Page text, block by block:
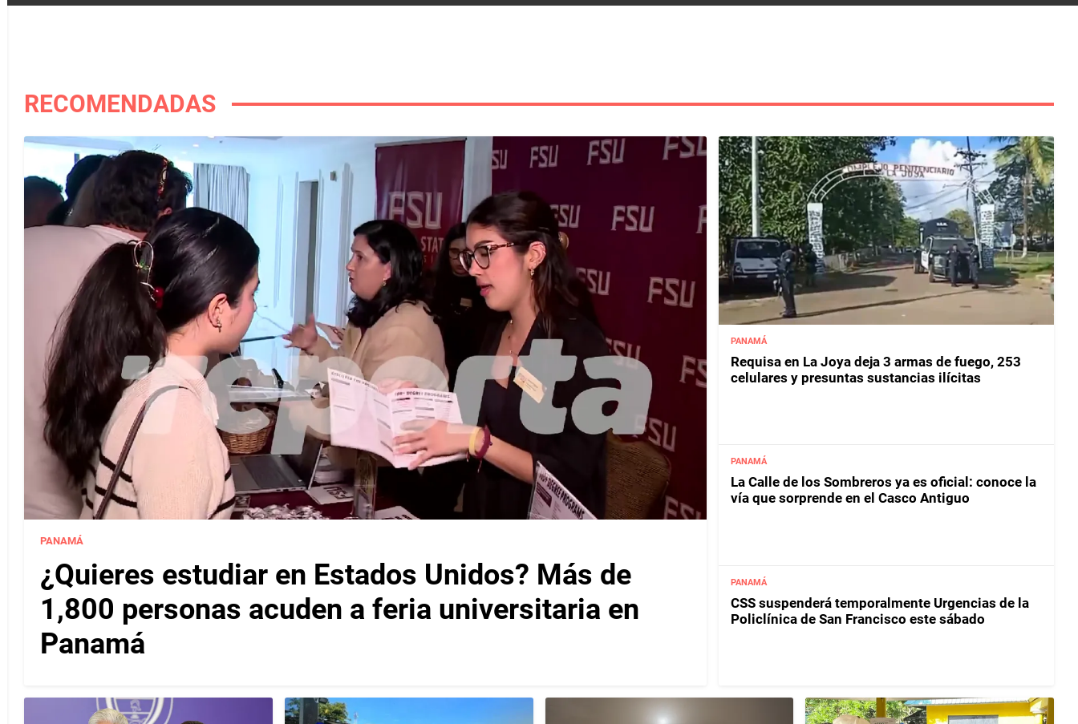
RECOMENDADAS
PANAMÁ
¿Quieres estudiar en Estados Unidos? Más de
1,800 personas acuden a feria universitaria en
Panamá
PANAMÁ
Requisa en La Joya deja 3 armas de fuego, 253
celulares y presuntas sustancias ilícitas
PANAMÁ
La Calle de los Sombreros ya es oficial: conoce la
vía que sorprende en el Casco Antiguo
PANAMÁ
CSS suspenderá temporalmente Urgencias de la
Policlínica de San Francisco este sábado